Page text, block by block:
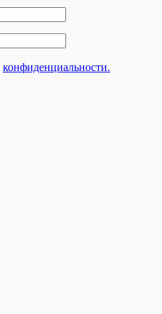
конфиденциальности.